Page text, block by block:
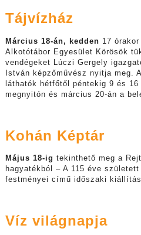
Tájvízház
Március 18-án, kedden 17
Alkotótábor Egyesület Körösök
vendégeket Lúczi Gergely
István képzőművész nyitja meg.
láthatók hétfőtől péntekig 9 és
megnyitón és március 20-án a
Kohán Képtár
Május 18-ig tekinthető meg a
hagyatékból – A 115 éve
festményei című időszaki
Víz világnapja